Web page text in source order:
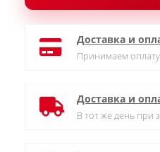
Доставка и
Принимаем
Доставка и
В тот же день при